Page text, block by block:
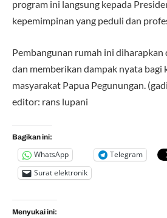
program ini langsung kepada
kepemimpinan yang peduli dan
Pembangunan rumah ini diharapkan
dan memberikan dampak nyata bagi
masyarakat Papua Pegunungan.
editor: rans lupani
Bagikan ini:
WhatsApp
Telegram
Surat elektronik
Menyukai ini: